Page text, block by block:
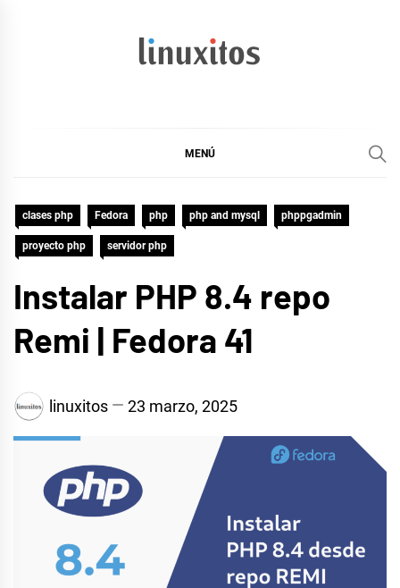
MENÚ
clases php Fedora php php and mysql phppgadmin
proyecto php servidor php
Instalar PHP 8.4 repo
Remi | Fedora 41
linuxitos 23 marzo, 2025